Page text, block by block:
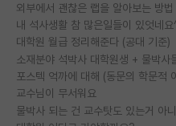
외부에서 괜찮은 랩을 알아보는 방
내 석사생활 참 많은일들이 있엇네요
대학원 월급 정리해준다 (공대 기준)
소재분야 석박사 대학원생 + 물박사
교수님이 무서워요
물박사 되는 건 교수탓도 있는거 아